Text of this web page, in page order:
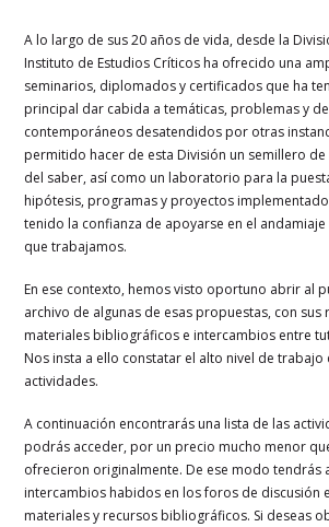
A lo largo de sus 20 años de vida, desde la
Instituto de Estudios Críticos ha ofrecido una
seminarios, diplomados y certificados que ha
principal dar cabida a temáticas, problemas y
contemporáneos desatendidos por otras
permitido hacer de esta División un semillero
del saber, así como un laboratorio para la
hipótesis, programas y proyectos
tenido la confianza de apoyarse en el
que trabajamos.
En ese contexto, hemos visto oportuno abrir al
archivo de algunas de esas propuestas, con sus
materiales bibliográficos e intercambios entre
Nos insta a ello constatar el alto nivel de trabajo
actividades.
A continuación encontrarás una lista de las
podrás acceder, por un precio mucho menor
ofrecieron originalmente. De ese modo tendrás
intercambios habidos en los foros de discusión
materiales y recursos bibliográficos. Si deseas